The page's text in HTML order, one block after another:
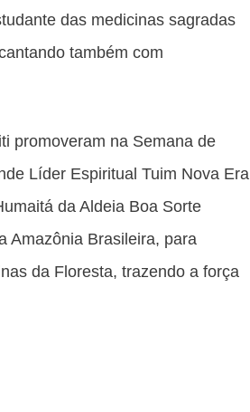
das medicinas sagradas
também com
promoveram na Semana de
Líder Espiritual Tuim Nova Era
da Aldeia Boa Sorte
Amazônia Brasileira, para
da Floresta, trazendo a força